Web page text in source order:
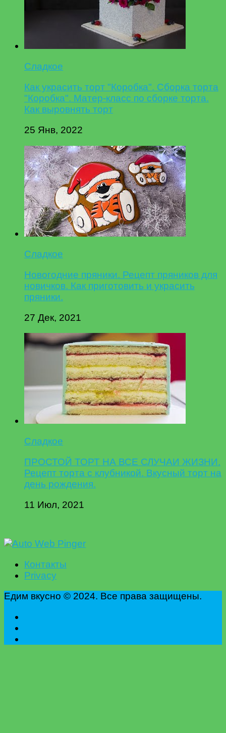
Сладкое
Как украсить торт "Коробка". Сборка торта
"Коробка". Матер-класс по сборке торта.
Как выровнять торт
25 Янв, 2022
Сладкое
Новогодние пряники. Рецепт пряников для
новичков. Как приготовить и украсить
пряники.
27 Дек, 2021
Сладкое
ПРОСТОЙ ТОРТ НА ВСЕ СЛУЧАИ ЖИЗНИ.
Рецепт торта с клубникой. Вкусный торт на
день рождения.
11 Июл, 2021
Контакты
Privacy
Едим вкусно © 2024. Все права защищены.